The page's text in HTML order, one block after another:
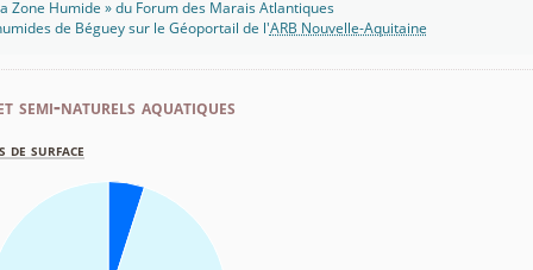
Zone Humide » du Forum des Marais Atlantiques
de Béguey sur le Géoportail de l'ARB Nouvelle-Aquitaine
semi-naturels aquatiques
de surface